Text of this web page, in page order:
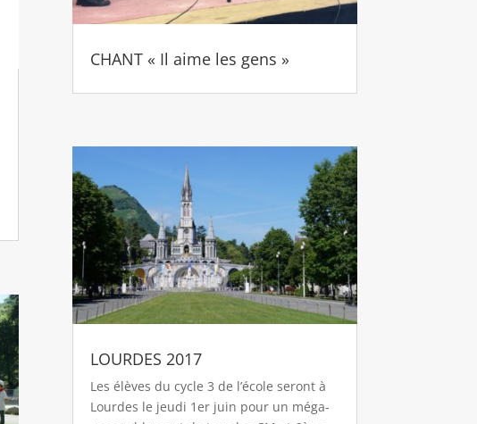
CHANT « Il aime les gens »
LOURDES 2017
Les élèves du cycle 3 de l’école seront à
Lourdes le jeudi 1er juin pour un méga-